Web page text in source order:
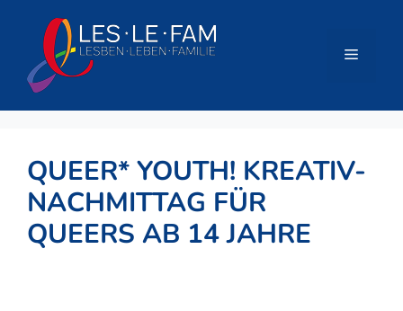
springen
Menü
QUEER* YOUTH! KREATIV-
NACHMITTAG FÜR
QUEERS AB 14 JAHRE